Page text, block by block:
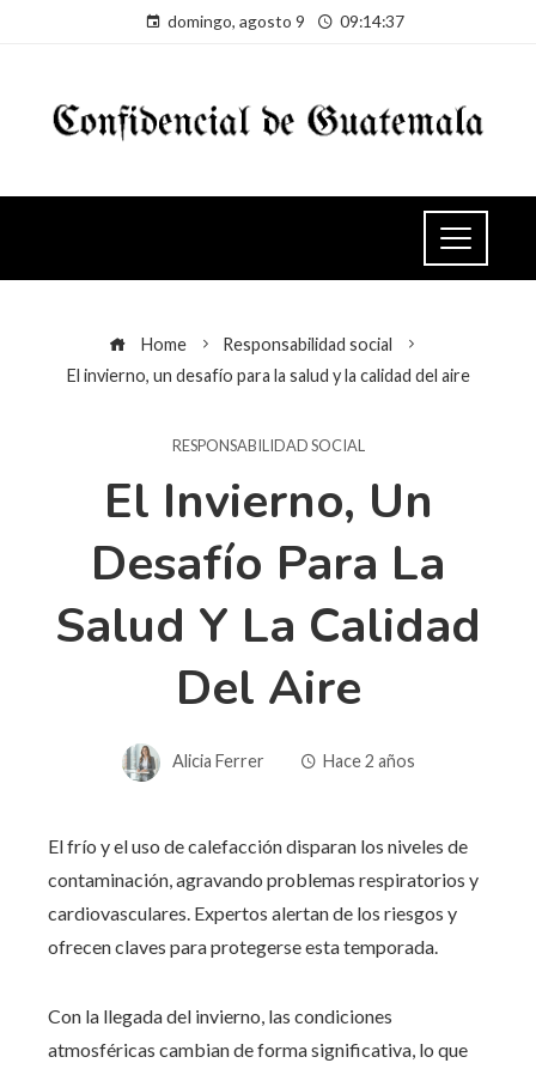
domingo, agosto 9 09:14:37
Home
Responsabilidad social
El invierno, un desafío para la salud y la calidad del aire
RESPONSABILIDAD SOCIAL
El Invierno, Un
Desafío Para La
Salud Y La Calidad
Del Aire
Alicia Ferrer Hace 2 años
El frío y el uso de calefacción disparan los niveles de
contaminación, agravando problemas respiratorios y
cardiovasculares. Expertos alertan de los riesgos y
ofrecen claves para protegerse esta temporada.
Con la llegada del invierno, las condiciones
atmosféricas cambian de forma significativa, lo que